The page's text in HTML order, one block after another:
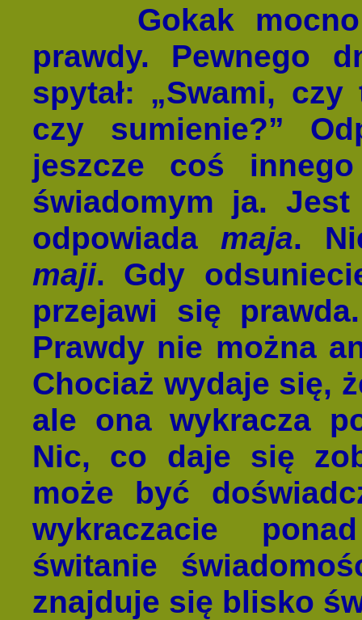
Gokak
prawdy. Pewnego
spytał: „Swami,
czy sumienie?”
jeszcze coś
świadomym ja.
odpowiada maja.
maji. Gdy
przejawi się
Prawdy nie można
Chociaż wydaje się,
ale ona wykracza
Nic, co daje się
może być
wykraczacie
świtanie
znajduje się blisko